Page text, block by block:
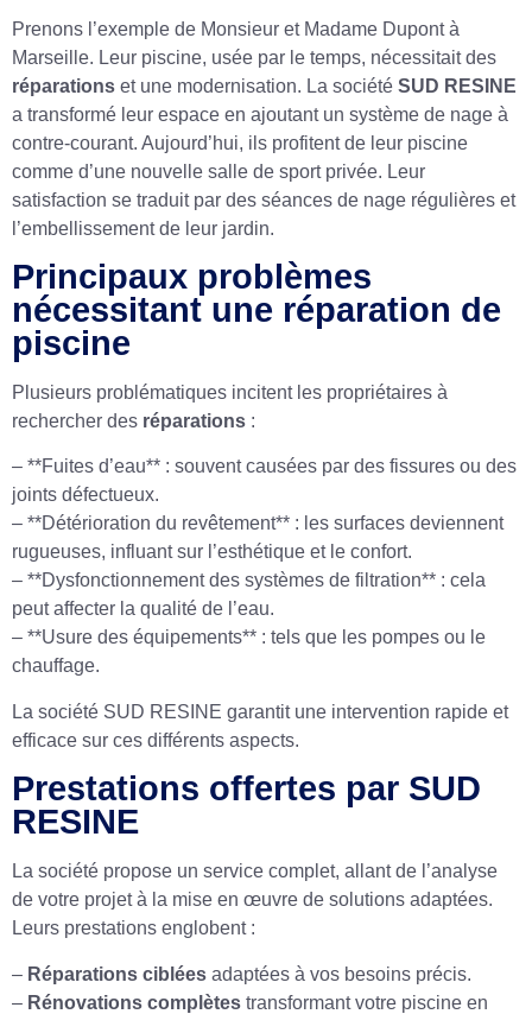
Prenons l’exemple de Monsieur et Madame Dupont à
Marseille. Leur piscine, usée par le temps, nécessitait des
réparations et une modernisation. La société SUD RESINE
a transformé leur espace en ajoutant un système de nage à
contre-courant. Aujourd’hui, ils profitent de leur piscine
comme d’une nouvelle salle de sport privée. Leur
satisfaction se traduit par des séances de nage régulières et
l’embellissement de leur jardin.
Principaux problèmes
nécessitant une réparation de
piscine
Plusieurs problématiques incitent les propriétaires à
rechercher des réparations :
– **Fuites d’eau** : souvent causées par des fissures ou des
joints défectueux.
– **Détérioration du revêtement** : les surfaces deviennent
rugueuses, influant sur l’esthétique et le confort.
– **Dysfonctionnement des systèmes de filtration** : cela
peut affecter la qualité de l’eau.
– **Usure des équipements** : tels que les pompes ou le
chauffage.
La société SUD RESINE garantit une intervention rapide et
efficace sur ces différents aspects.
Prestations offertes par SUD
RESINE
La société propose un service complet, allant de l’analyse
de votre projet à la mise en œuvre de solutions adaptées.
Leurs prestations englobent :
– Réparations ciblées adaptées à vos besoins précis.
– Rénovations complètes transformant votre piscine en